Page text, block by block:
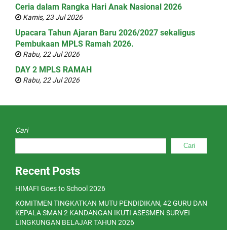
Ceria dalam Rangka Hari Anak Nasional 2026
Kamis, 23 Jul 2026
Upacara Tahun Ajaran Baru 2026/2027 sekaligus
Pembukaan MPLS Ramah 2026.
Rabu, 22 Jul 2026
DAY 2 MPLS RAMAH
Rabu, 22 Jul 2026
Cari
Cari
Recent Posts
HIMAFI Goes to School 2026
KOMITMEN TINGKATKAN MUTU PENDIDIKAN, 42 GURU DAN
KEPALA SMAN 2 KANDANGAN IKUTI ASESMEN SURVEI
LINGKUNGAN BELAJAR TAHUN 2026